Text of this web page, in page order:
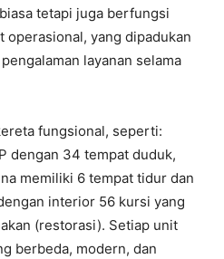
tetapi juga berfungsi
operasional, yang dipadukan
layanan selama
fungsional, seperti:
dengan 34 tempat duduk,
memiliki 6 tempat tidur dan
interior 56 kursi yang
(restorasi). Setiap unit
berbeda, modern, dan